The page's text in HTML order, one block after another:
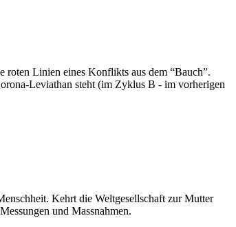
roten Linien eines Konflikts aus dem “Bauch”.
Leviathan steht (im Zyklus B - im vorherigen
Kehrt die Weltgesellschaft zur Mutter
und Massnahmen.